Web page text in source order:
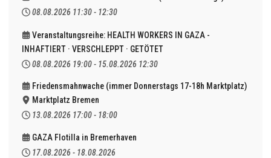
08.08.2026 11:30 - 12:30
Veranstaltungsreihe: HEALTH WORKERS IN GAZA -
INHAFTIERT · VERSCHLEPPT · GETÖTET
08.08.2026 19:00 - 15.08.2026 12:30
Friedensmahnwache (immer Donnerstags 17-18h Marktplatz)
Marktplatz Bremen
13.08.2026 17:00 - 18:00
GAZA Flotilla in Bremerhaven
17.08.2026 - 18.08.2026